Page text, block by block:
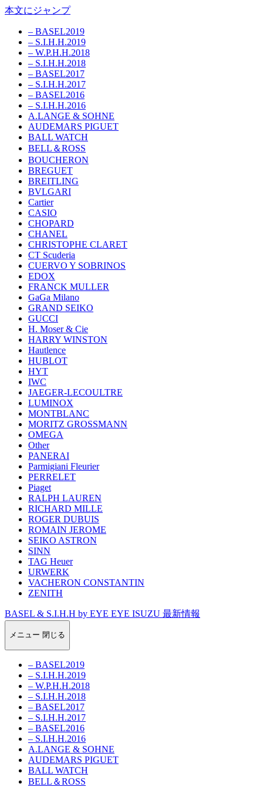
本文にジャンプ
– BASEL2019
– S.I.H.H.2019
– W.P.H.H.2018
– S.I.H.H.2018
– BASEL2017
– S.I.H.H.2017
– BASEL2016
– S.I.H.H.2016
A.LANGE & SOHNE
AUDEMARS PIGUET
BALL WATCH
BELL＆ROSS
BOUCHERON
BREGUET
BREITLING
BVLGARI
Cartier
CASIO
CHOPARD
CHANEL
CHRISTOPHE CLARET
CT Scuderia
CUERVO Y SOBRINOS
EDOX
FRANCK MULLER
GaGa Milano
GRAND SEIKO
GUCCI
H. Moser & Cie
HARRY WINSTON
Hautlence
HUBLOT
HYT
IWC
JAEGER-LECOULTRE
LUMINOX
MONTBLANC
MORITZ GROSSMANN
OMEGA
Other
PANERAI
Parmigiani Fleurier
PERRELET
Piaget
RALPH LAUREN
RICHARD MILLE
ROGER DUBUIS
ROMAIN JEROME
SEIKO ASTRON
SINN
TAG Heuer
URWERK
VACHERON CONSTANTIN
ZENITH
BASEL & S.I.H.H by EYE EYE ISUZU 最新情報
メニュー 閉じる
– BASEL2019
– S.I.H.H.2019
– W.P.H.H.2018
– S.I.H.H.2018
– BASEL2017
– S.I.H.H.2017
– BASEL2016
– S.I.H.H.2016
A.LANGE & SOHNE
AUDEMARS PIGUET
BALL WATCH
BELL＆ROSS